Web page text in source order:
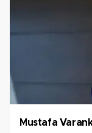
Mustafa